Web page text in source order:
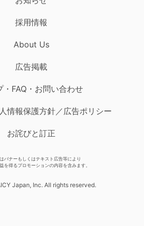
採用情報
About Us
広告掲載
・FAQ・お問い合わせ
情報保護方針／広告ポリシー
お詫びと訂正
バナーもしくはテキスト広告等により
を得るプロモーションの内容を含みます。
Japan, Inc. All rights reserved.